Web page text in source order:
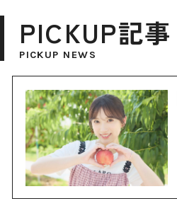
PICKUP記事
PICKUP NEWS